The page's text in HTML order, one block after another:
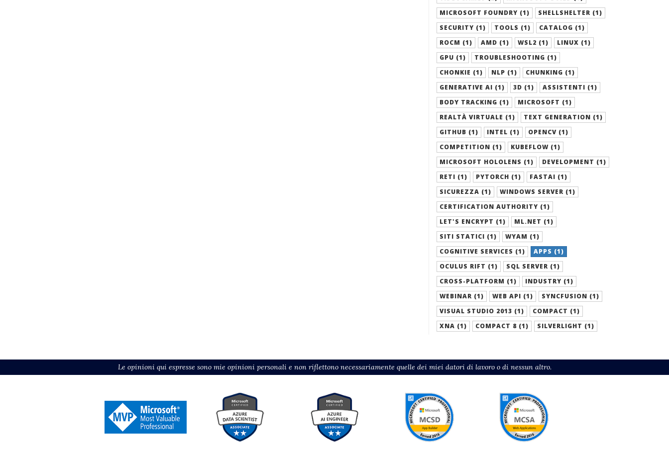
MICROSOFT FOUNDRY (1)
SHELLSHELTER (1)
SECURITY (1)
TOOLS (1)
CATALOG (1)
ROCM (1)
AMD (1) WSL2 (1)
LINUX (1)
GPU (1)
TROUBLESHOOTING (1)
CHONKIE (1)
NLP (1)
CHUNKING (1)
GENERATIVE AI (1)
3D (1)
ASSISTENTI (1)
BODY TRACKING (1)
MICROSOFT (1)
REALTÀ VIRTUALE (1)
TEXT GENERATION (1)
GITHUB (1)
INTEL (1)
OPENCV (1)
COMPETITION (1)
KUBEFLOW (1)
MICROSOFT HOLOLENS (1)
DEVELOPMENT (1)
RETI (1)
PYTORCH (1)
FASTAI (1)
SICUREZZA (1)
WINDOWS SERVER (1)
CERTIFICATION AUTHORITY (1)
LET'S ENCRYPT (1)
ML.NET (1)
SITI STATICI (1)
WYAM (1)
COGNITIVE SERVICES (1)
APPS (1)
OCULUS RIFT (1)
SQL SERVER (1)
CROSS-PLATFORM (1)
INDUSTRY (1)
WEBINAR (1)
WEB API (1)
SYNCFUSION (1)
VISUAL STUDIO 2013 (1)
COMPACT (1)
XNA (1)
COMPACT 8 (1) SILVERLIGHT (1)
Le opinioni qui espresse sono mie opinioni personali e non riflettono necessariamente quelle dei miei datori di lavoro o di nessun altro.